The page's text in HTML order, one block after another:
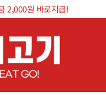
2,000원 바로지급!